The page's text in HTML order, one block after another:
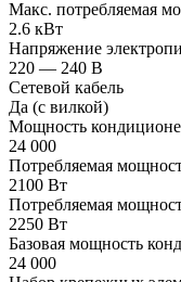
Макс. потребляемая
2.6 кВт
Напряжение
220 — 240 В
Сетевой кабель
Да (с вилкой)
Мощность
24 000
Потребляемая
2100 Вт
Потребляемая
2250 Вт
Базовая мощность
24 000